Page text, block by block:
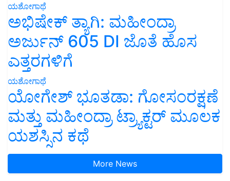
ಯಶೋಗಾಥೆ
ಅಭಿಷೇಕ್ ತ್ಯಾಗಿ: ಮಹೀಂದ್ರಾ
ಅರ್ಜುನ್ 605 DI ಜೊತೆ ಹೊಸ
ಎತ್ತರಗಳಿಗೆ
ಯಶೋಗಾಥೆ
ಯೋಗೇಶ್ ಭೂತಡಾ: ಗೋಸಂರಕ್ಷಣೆ
ಮತ್ತು ಮಹೀಂದ್ರಾ ಟ್ರ್ಯಾಕ್ಟರ್ ಮೂಲಕ
ಯಶಸ್ಸಿನ ಕಥೆ
More News